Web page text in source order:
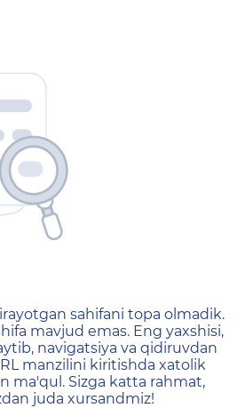
не
sahifani topa olmadik.
mavjud emas. Eng yaxshisi,
navigatsiya va qidiruvdan
manzilini kiritishda xatolik
ma'qul. Sizga katta rahmat,
juda xursandmiz!